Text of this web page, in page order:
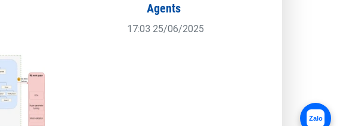
Agents
17:03 25/06/2025
Zalo